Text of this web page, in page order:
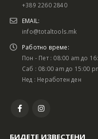
+389 2260 2840
EMAIL:
info@totaltools.mk
Работно време:
Пон - Пет : 08:00 am до
Саб : 08:00 am до 15:00
Нед : Неработен ден
БИДЕТЕ ИЗВЕСТЕНИ